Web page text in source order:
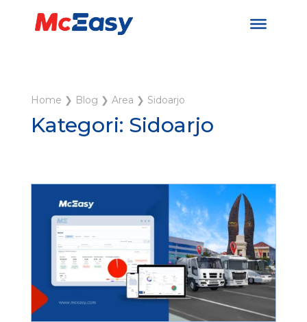
Home ❯ Blog ❯ Area ❯ Sidoarjo
Kategori: Sidoarjo